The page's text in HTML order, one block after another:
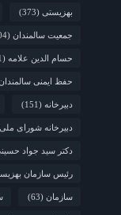
بهزیستی (373)
جمعیت سالمندان (104)
حسام الدین علامه (71)
حفظ ایمنی
دبیرخانه (151)
دبیرخانه شورای
دکتر سید جواد
رئیس سازمان
سازمان (63)